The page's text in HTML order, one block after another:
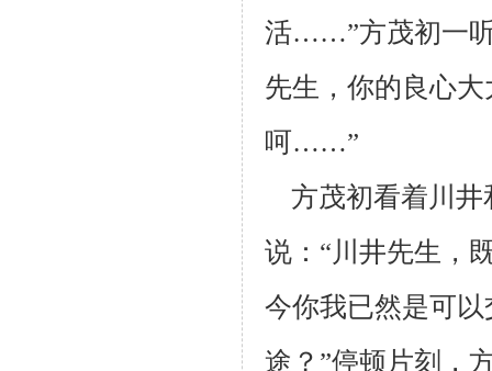
活……”方茂初一
先生，你的良心
呵……”
方茂初看着川井
说：“川井先生，
今你我已然是可
途？”停顿片刻，